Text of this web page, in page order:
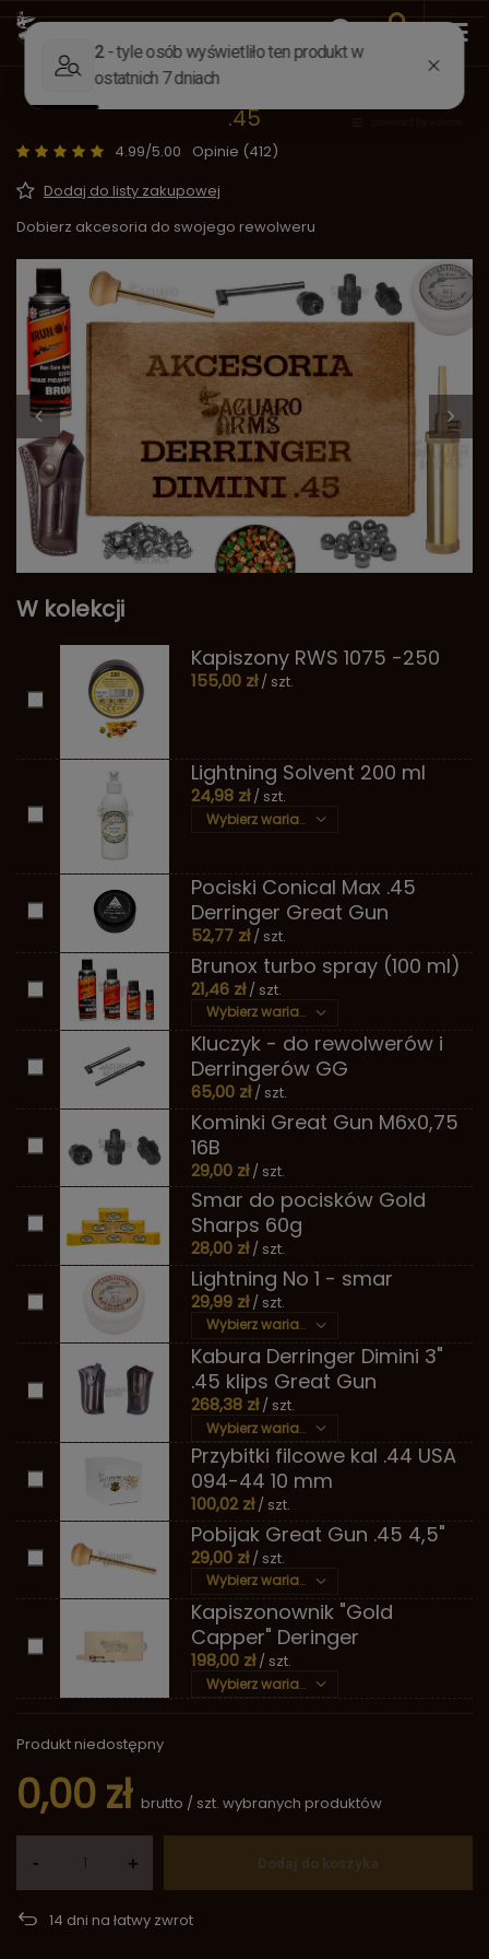
Strona główna Akcesoria Zestawy
Zestaw akcesoriów DERRINGERY DIMINI
.45
4.99/5.00
Opinie (412)
Dodaj do listy zakupowej
Dobierz akcesoria do swojego rewolweru
W kolekcji
Kapiszony RWS 1075 -250
155,00 zł/ szt.
Lightning Solvent 200 ml
24,98 zł/ szt.
Wybierz wariant
Pociski Conical Max .45
Derringer Great Gun
52,77 zł/ szt.
Brunox turbo spray (100 ml)
21,46 zł/ szt.
Wybierz wariant
Kluczyk - do rewolwerów i
Derringerów GG
65,00 zł/ szt.
Kominki Great Gun M6x0,75
16B
29,00 zł/ szt.
Smar do pocisków Gold
Sharps 60g
28,00 zł/ szt.
Lightning No 1 - smar
29,99 zł/ szt.
Wybierz wariant
Kabura Derringer Dimini 3"
.45 klips Great Gun
268,38 zł/ szt.
Wybierz wariant
Przybitki filcowe kal .44 USA
094-44 10 mm
100,02 zł/ szt.
Pobijak Great Gun .45 4,5"
29,00 zł/ szt.
Wybierz wariant
Kapiszonownik "Gold
Capper" Deringer
198,00 zł/ szt.
Wybierz wariant
Produkt niedostępny
0,00 zł brutto / szt. wybranych produktów
- + Dodaj do koszyka
14 dni na łatwy zwrot